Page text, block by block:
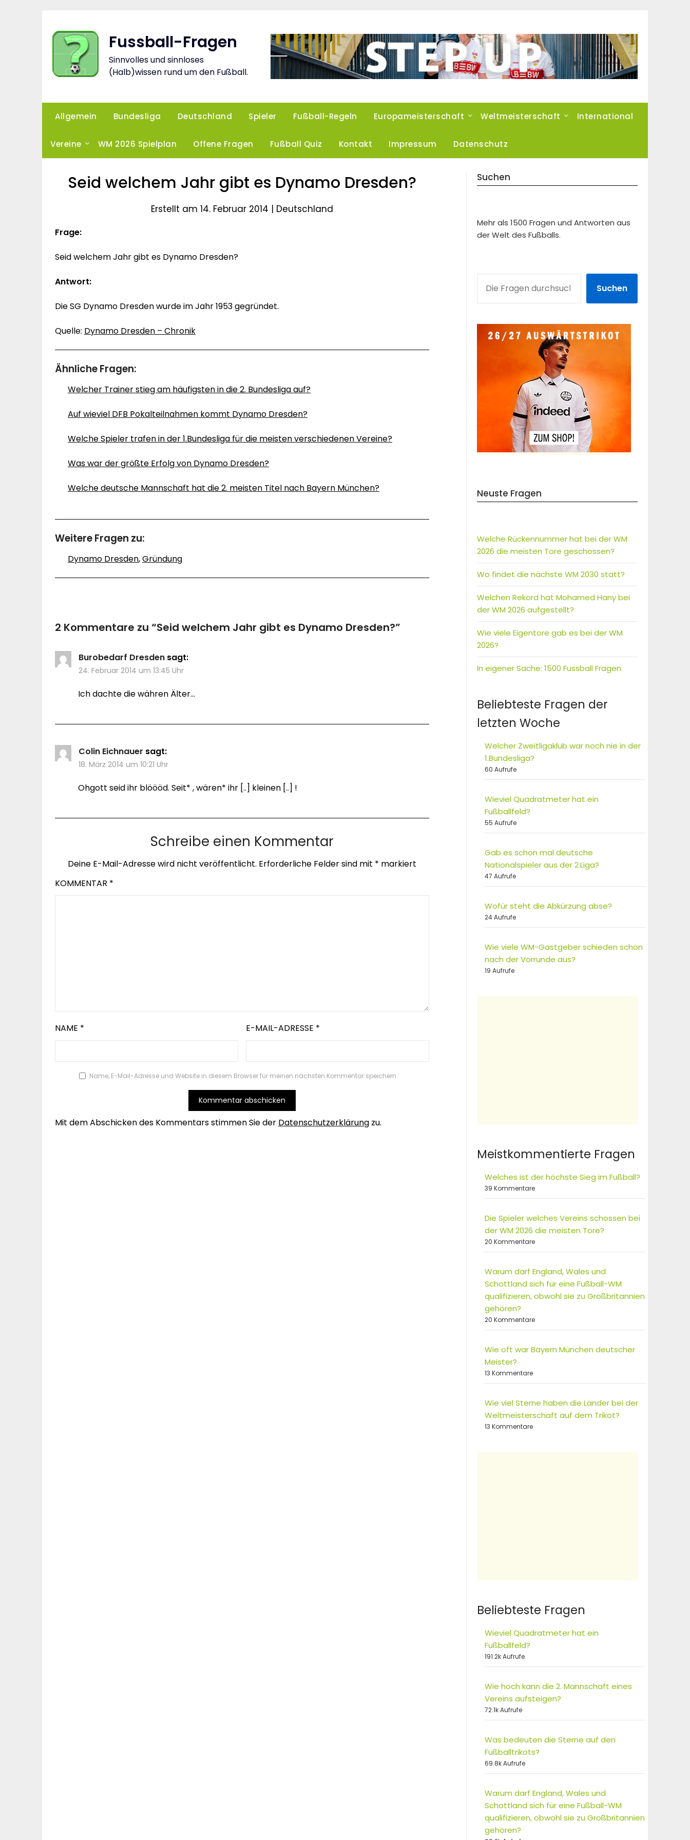
Fussball-Fragen
Sinnvolles und sinnloses
(Halb)wissen rund um den Fußball.
Allgemein Bundesliga Deutschland Spieler Fußball-Regeln Europameisterschaft Weltmeisterschaft International
Vereine WM 2026 Spielplan Offene Fragen Fußball Quiz Kontakt Impressum Datenschutz
Seid welchem Jahr gibt es Dynamo Dresden?
Erstellt am 14. Februar 2014 | Deutschland
Frage:
Seid welchem Jahr gibt es Dynamo Dresden?
Antwort:
Die SG Dynamo Dresden wurde im Jahr 1953 gegründet.
Quelle: Dynamo Dresden – Chronik
Ähnliche Fragen:
Welcher Trainer stieg am häufigsten in die 2. Bundesliga auf?
Auf wieviel DFB Pokalteilnahmen kommt Dynamo Dresden?
Welche Spieler trafen in der 1.Bundesliga für die meisten verschiedenen Vereine?
Was war der größte Erfolg von Dynamo Dresden?
Welche deutsche Mannschaft hat die 2. meisten Titel nach Bayern München?
Weitere Fragen zu:
Dynamo Dresden,Gründung
2 Kommentare zu “Seid welchem Jahr gibt es Dynamo Dresden?”
Burobedarf Dresden sagt:
24. Februar 2014 um 13:45 Uhr
Ich dachte die währen Älter…
Colin Eichnauer sagt:
18. März 2014 um 10:21 Uhr
Ohgott seid ihr blöööd. Seit* , wären* ihr [..] kleinen [..] !
Schreibe einen Kommentar
Deine E-Mail-Adresse wird nicht veröffentlicht. Erforderliche Felder sind mit * markiert
KOMMENTAR *
NAME * E-MAIL-ADRESSE *
Name, E-Mail-Adresse und Website in diesem Browser für meinen nächsten Kommentar speichern.
Mit dem Abschicken des Kommentars stimmen Sie der Datenschutzerklärung zu.
Suchen
Mehr als 1500 Fragen und Antworten aus
der Welt des Fußballs.
Suchen
Neuste Fragen
Welche Rückennummer hat bei der WM
2026 die meisten Tore geschossen?
Wo findet die nächste WM 2030 statt?
Welchen Rekord hat Mohamed Hany bei
der WM 2026 aufgestellt?
Wie viele Eigentore gab es bei der WM
2026?
In eigener Sache: 1500 Fussball Fragen
Beliebteste Fragen der
letzten Woche
Welcher Zweitligaklub war noch nie in der
1.Bundesliga?
60 Aufrufe
Wieviel Quadratmeter hat ein
Fußballfeld?
55 Aufrufe
Gab es schon mal deutsche
Nationalspieler aus der 2.Liga?
47 Aufrufe
Wofür steht die Abkürzung abse?
24 Aufrufe
Wie viele WM-Gastgeber schieden schon
nach der Vorrunde aus?
19 Aufrufe
Meistkommentierte Fragen
Welches ist der höchste Sieg im Fußball?
39 Kommentare
Die Spieler welches Vereins schossen bei
der WM 2026 die meisten Tore?
20 Kommentare
Warum darf England, Wales und
Schottland sich für eine Fußball-WM
qualifizieren, obwohl sie zu Großbritannien
gehören?
20 Kommentare
Wie oft war Bayern München deutscher
Meister?
13 Kommentare
Wie viel Sterne haben die Länder bei der
Weltmeisterschaft auf dem Trikot?
13 Kommentare
Beliebteste Fragen
Wieviel Quadratmeter hat ein
Fußballfeld?
191.2k Aufrufe
Wie hoch kann die 2. Mannschaft eines
Vereins aufsteigen?
72.1k Aufrufe
Was bedeuten die Sterne auf den
Fußballtrikots?
69.8k Aufrufe
Warum darf England, Wales und
Schottland sich für eine Fußball-WM
qualifizieren, obwohl sie zu Großbritannien
gehören?